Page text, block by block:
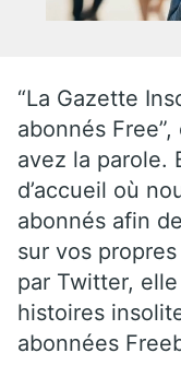
“La Gazette
abonnés
avez la parole.
d’accueil où
abonnés afin
sur vos
par Twitter,
histoires
abonnées